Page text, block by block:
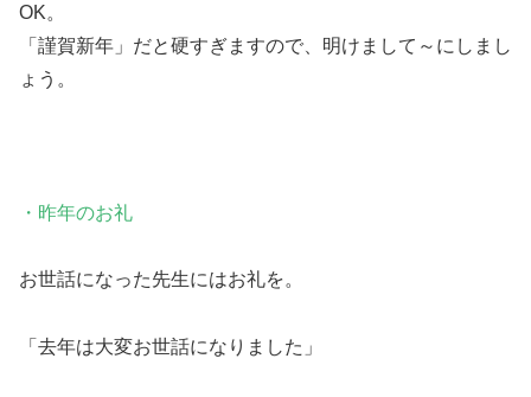
OK。
「謹賀新年」だと硬すぎますので、明けまして～にしまし
ょう。
・昨年のお礼
お世話になった先生にはお礼を。
「去年は大変お世話になりました」